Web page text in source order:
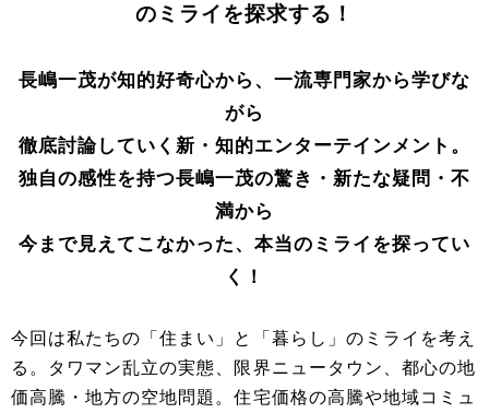
のミライを探求する！
長嶋一茂が知的好奇心から、一流専門家から学びな
がら
徹底討論していく新・知的エンターテインメント。
独自の感性を持つ長嶋一茂の驚き・新たな疑問・不
満から
今まで見えてこなかった、本当のミライを探ってい
く！
今回は私たちの「住まい」と「暮らし」のミライを考え
る。タワマン乱立の実態、限界ニュータウン、都心の地
価高騰・地方の空地問題。住宅価格の高騰や地域コミュ